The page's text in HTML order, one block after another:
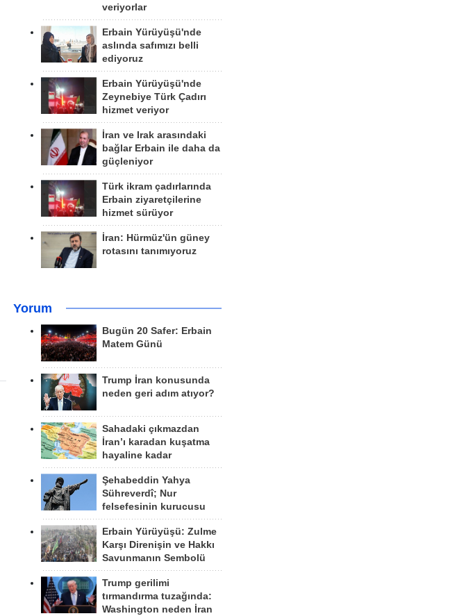
veriyorlar
Erbain Yürüyüşü'nde
aslında safımızı belli
ediyoruz
Erbain Yürüyüşü'nde
Zeynebiye Türk Çadırı
hizmet veriyor
İran ve Irak arasındaki
bağlar Erbain ile daha da
güçleniyor
Türk ikram çadırlarında
Erbain ziyaretçilerine
hizmet sürüyor
İran: Hürmüz'ün güney
rotasını tanımıyoruz
Yorum
Bugün 20 Safer: Erbain
Matem Günü
Trump İran konusunda
neden geri adım atıyor?
Sahadaki çıkmazdan
İran’ı karadan kuşatma
hayaline kadar
Şehabeddin Yahya
Sühreverdî; Nur
felsefesinin kurucusu
Erbain Yürüyüşü: Zulme
Karşı Direnişin ve Hakkı
Savunmanın Sembolü
Trump gerilimi
tırmandırma tuzağında:
Washington neden İran